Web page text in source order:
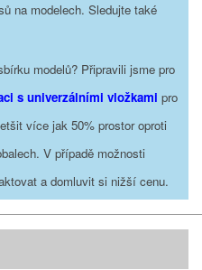
na modelech. Sledujte také
modelů? Připravili jsme pro
s univerzálními vložkami pro
více jak 50% prostor oproti
V případě možnosti
a domluvit si nižší cenu.